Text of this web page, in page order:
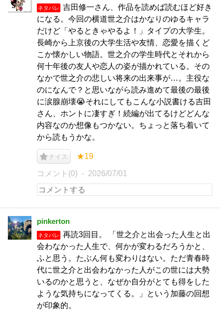
ネタバレ
吉田修一さん、作品を読めば読むほど好き
になる。今回の横道世之介はかなりのゆるキャラ
だけど「やるときゃやるよ！」タイプの大学生。
長崎から上京後の大学生活や友情、恋愛を描くど
こか懐かしい物語。世之介の学生時代とそれから
何十年後の友人や恋人の姿が描かれている。その
なかで世之介の悲しい将来の出来事が…。主役な
のになんで？と思いながら読み進めて最後の最後
に涙腺崩壊😭それにしてもこんな小説書ける吉田
さん、ホントに凄すぎ！続編が出てるけどどんな
内容なのか想像もつかない。ちょっと落ち着いて
から読もうかな。
ナイス ★19
コメント(0) 2026/07/01
pinkerton
ネタバレ
再読3回目。 「世之介と出会った人生と出
会わなかった人生で、何かが変わるだろうかと、
ふと思う。たぶん何も変わりはない。ただ青春時
代に世之介と出会わなかった人がこの世には大勢
いるのかと思うと、なぜか自分がとても得をした
ような気持ちになってくる。」という加藤の回想
が印象的。